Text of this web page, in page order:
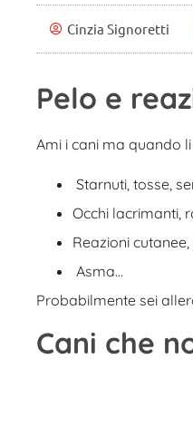
Cinzia Signoretti
Pelo e
Ami i cani ma quando
Starnuti, tosse,
Occhi lacrimanti,
Reazioni
Asma…
Probabilmente sei
Cani che